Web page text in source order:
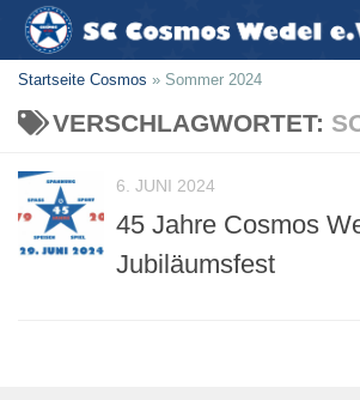
Zum Inhalt springen
Startseite Cosmos » Sommer 2024
VERSCHLAGWORTET:
6. JUNI 2024
45 Jahre Cosmos
Jubiläumsfest